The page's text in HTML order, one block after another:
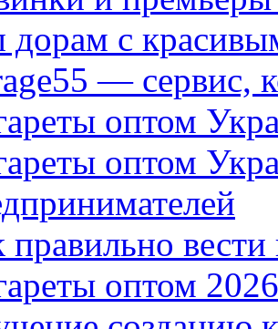
дорам с
— сервис,
оптом
оптом
правильно
оптом